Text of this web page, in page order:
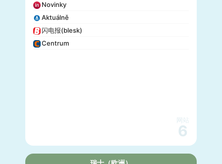
Novinky
Aktuálně
闪电报(blesk)
Centrum
网站
6